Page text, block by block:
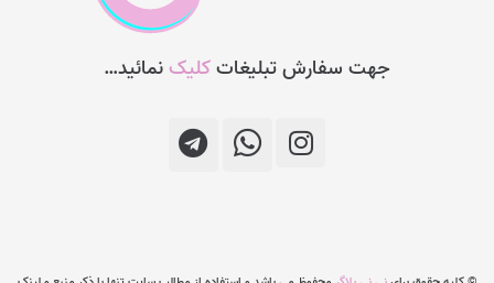
جهت سفارش تبلیغاتکلیکنمائید…